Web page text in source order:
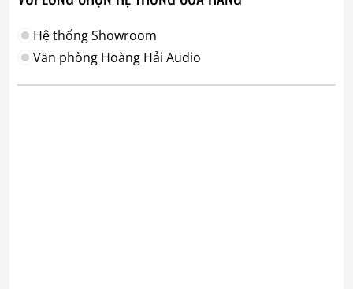
Hệ thống Showroom
Văn phòng Hoàng Hải Audio